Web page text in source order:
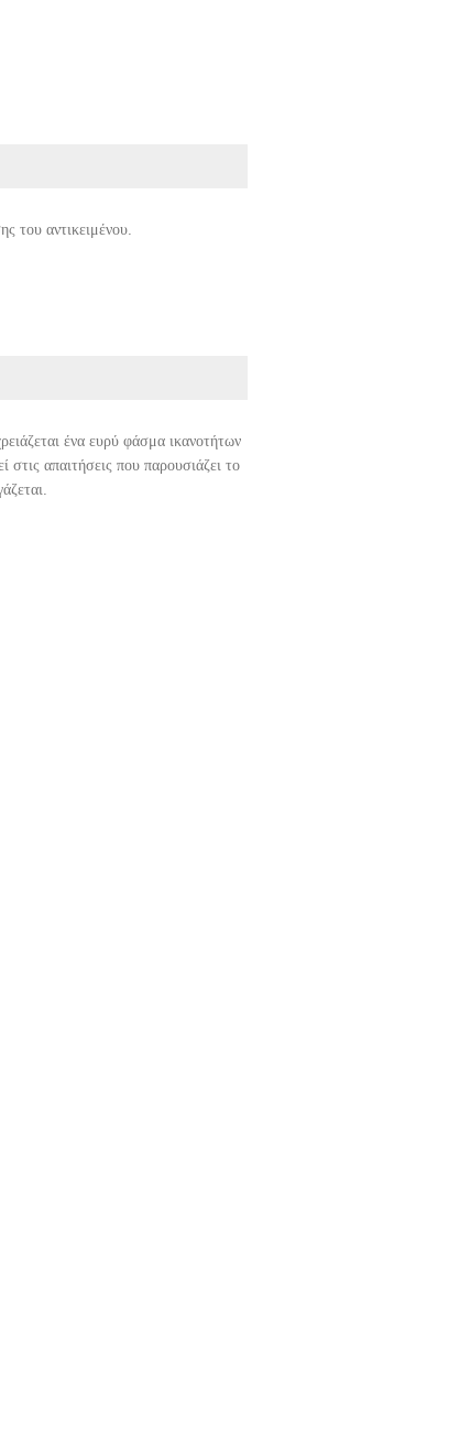
του αντικειμένου.
ένα ευρύ φάσμα ικανοτήτων
στις απαιτήσεις που παρουσιάζει το